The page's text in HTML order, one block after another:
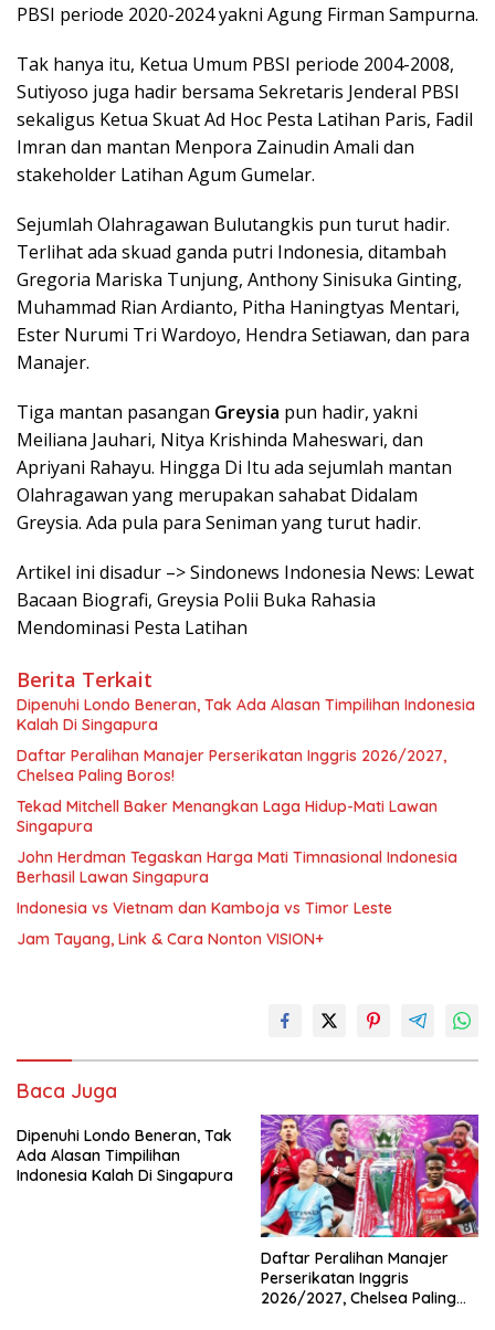
PBSI periode 2020-2024 yakni Agung Firman Sampurna.
Tak hanya itu, Ketua Umum PBSI periode 2004-2008,
Sutiyoso juga hadir bersama Sekretaris Jenderal PBSI
sekaligus Ketua Skuat Ad Hoc Pesta Latihan Paris, Fadil
Imran dan mantan Menpora Zainudin Amali dan
stakeholder Latihan Agum Gumelar.
Sejumlah Olahragawan Bulutangkis pun turut hadir.
Terlihat ada skuad ganda putri Indonesia, ditambah
Gregoria Mariska Tunjung, Anthony Sinisuka Ginting,
Muhammad Rian Ardianto, Pitha Haningtyas Mentari,
Ester Nurumi Tri Wardoyo, Hendra Setiawan, dan para
Manajer.
Tiga mantan pasangan Greysia pun hadir, yakni
Meiliana Jauhari, Nitya Krishinda Maheswari, dan
Apriyani Rahayu. Hingga Di Itu ada sejumlah mantan
Olahragawan yang merupakan sahabat Didalam
Greysia. Ada pula para Seniman yang turut hadir.
Artikel ini disadur –> Sindonews Indonesia News: Lewat
Bacaan Biografi, Greysia Polii Buka Rahasia
Mendominasi Pesta Latihan
Berita Terkait
Dipenuhi Londo Beneran, Tak Ada Alasan Timpilihan Indonesia
Kalah Di Singapura
Daftar Peralihan Manajer Perserikatan Inggris 2026/2027,
Chelsea Paling Boros!
Tekad Mitchell Baker Menangkan Laga Hidup-Mati Lawan
Singapura
John Herdman Tegaskan Harga Mati Timnasional Indonesia
Berhasil Lawan Singapura
Indonesia vs Vietnam dan Kamboja vs Timor Leste
Jam Tayang, Link & Cara Nonton VISION+
Baca Juga
Dipenuhi Londo Beneran, Tak
Ada Alasan Timpilihan
Indonesia Kalah Di Singapura
Daftar Peralihan Manajer
Perserikatan Inggris
2026/2027, Chelsea Paling